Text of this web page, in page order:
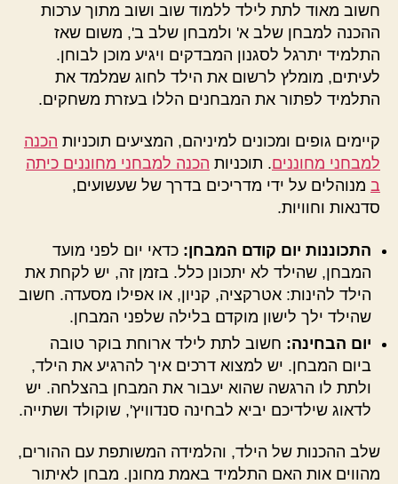
חשוב מאוד לתת לילד ללמוד שוב ושוב מתוך ערכות
ההכנה למבחן שלב א' ולמבחן שלב ב', משום שאז
התלמיד יתרגל לסגנון המבדקים ויגיע מוכן לבוחן.
לעיתים, מומלץ לרשום את הילד לחוג שמלמד את
התלמיד לפתור את המבחנים הללו בעזרת משחקים.
קיימים גופים ומכונים למיניהם, המציעים תוכניות הכנה
למבחני מחוננים. תוכניות הכנה למבחני מחוננים כיתה
ב מנוהלים על ידי מדריכים בדרך של שעשועים,
סדנאות וחוויות.
התכוננות יום קודם המבחן: כדאי יום לפני מועד
המבחן, שהילד לא יתכונן כלל. בזמן זה, יש לקחת את
הילד להינות: אטרקציה, קניון, או אפילו מסעדה. חשוב
שהילד ילך לישון מוקדם בלילה שלפני המבחן.
יום הבחינה: חשוב לתת לילד ארוחת בוקר טובה
ביום המבחן. יש למצוא דרכים איך להרגיע את הילד,
ולתת לו הרגשה שהוא יעבור את המבחן בהצלחה. יש
לדאוג שילדיכם יביא לבחינה סנדוויץ', שוקולד ושתייה.
שלב ההכנות של הילד, והלמידה המשותפת עם ההורים,
מהווים אות האם התלמיד באמת מחונן. מבחן לאיתור